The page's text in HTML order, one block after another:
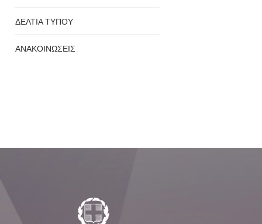
ΔΕΛΤΙΑ ΤΥΠΟΥ
ΑΝΑΚΟΙΝΩΣΕΙΣ